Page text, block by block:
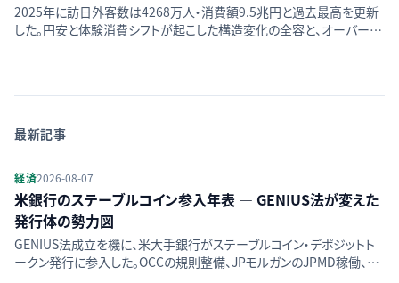
2025年に訪日外客数は4268万人・消費額9.5兆円と過去最高を更新
した。円安と体験消費シフトが起こした構造変化の全容と、オーバーツ
最新記事
経済2026-08-07
米銀行のステーブルコイン参入年表 — GENIUS法が変えた
発行体の勢力図
GENIUS法成立を機に、米大手銀行がステーブルコイン・デポジットト
ークン発行に参入した。OCCの規則整備、JPモルガンのJPMD稼働、銀